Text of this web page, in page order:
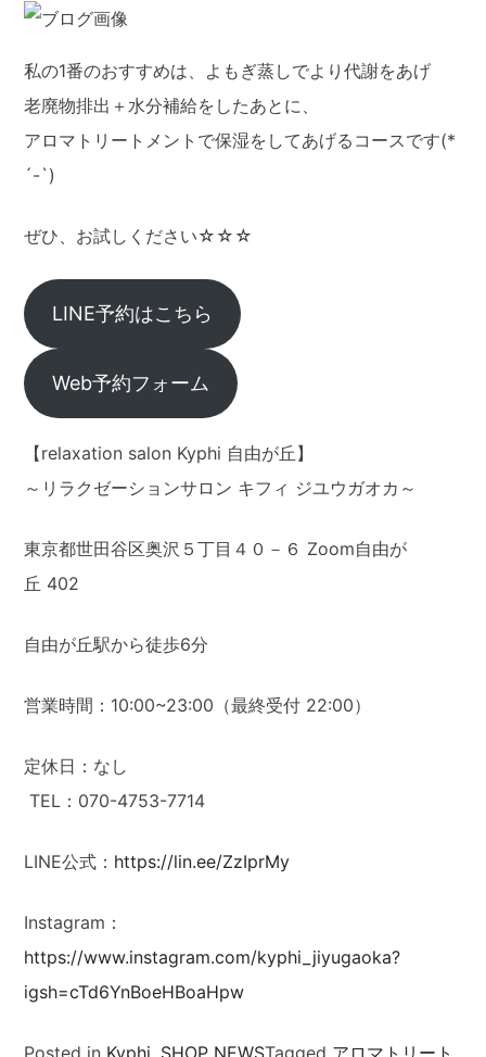
私の1番のおすすめは、よもぎ蒸しでより代謝をあげ
老廃物排出＋水分補給をしたあとに、
アロマトリートメントで保湿をしてあげるコースです(*
´-`)
ぜひ、お試しください☆☆☆
LINE予約はこちら
Web予約フォーム
【relaxation salon Kyphi 自由が丘】
～リラクゼーションサロン キフィ ジユウガオカ～
東京都世田谷区奥沢５丁目４０－６ Zoom自由が
丘 402
自由が丘駅から徒歩6分
営業時間：10:00~23:00（最終受付 22:00）
定休日：なし
TEL：070-4753-7714
LINE公式： https://lin.ee/ZzIprMy
Instagram：
https://www.instagram.com/kyphi_jiyugaoka?
igsh=cTd6YnBoeHBoaHpw